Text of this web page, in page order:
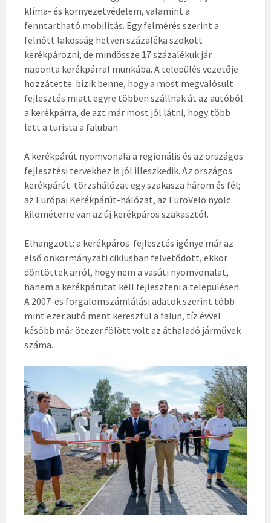
klíma- és környezetvédelem, valamint a
fenntartható mobilitás. Egy felmérés szerint a
felnőtt lakosság hetven százaléka szokott
kerékpározni, de mindössze 17 százalékuk jár
naponta kerékpárral munkába. A település vezetője
hozzátette: bízik benne, hogy a most megvalósult
fejlesztés miatt egyre többen szállnak át az autóból
a kerékpárra, de azt már most jól látni, hogy több
lett a turista a faluban.
A kerékpárút nyomvonala a regionális és az országos
fejlesztési tervekhez is jól illeszkedik. Az országos
kerékpárút-törzshálózat egy szakasza három és fél;
az Európai Kerékpárút-­hálózat, az EuroVelo nyolc
kilométerre van az új kerékpáros szakasztól.
Elhangzott: a kerékpáros-­fejlesztés igénye már az
első önkormányzati ciklusban felvetődött, ekkor
döntöttek arról, hogy nem a vasúti nyomvonalat,
hanem a kerékpárutat kell fejleszteni a településen.
A 2007-es forgalomszámlálási adatok szerint több
mint ezer autó ment keresztül a falun, tíz évvel
később már ötezer fölött volt az áthaladó járművek
száma.